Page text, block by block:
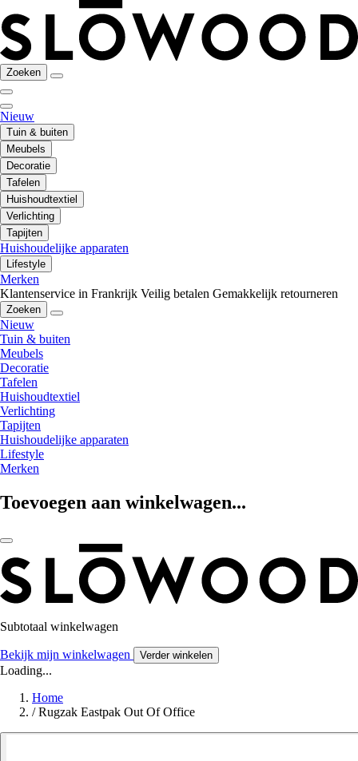
Zoeken
Nieuw
Tuin & buiten
Meubels
Decoratie
Tafelen
Huishoudtextiel
Verlichting
Tapijten
Huishoudelijke apparaten
Lifestyle
Merken
Klantenservice in Frankrijk Veilig betalen Gemakkelijk retourneren
Zoeken
Nieuw
Tuin & buiten
Meubels
Decoratie
Tafelen
Huishoudtextiel
Verlichting
Tapijten
Huishoudelijke apparaten
Lifestyle
Merken
Toevoegen aan winkelwagen...
Subtotaal winkelwagen
Bekijk mijn winkelwagen Verder winkelen
Loading...
Home
/ Rugzak Eastpak Out Of Office